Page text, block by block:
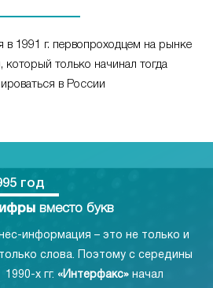
в 1991 г. первопроходцем на рынке
только начинал тогда
в России
год
вместо букв
информация – это не только и
слова. Поэтому с середины
1990-х гг. «Интерфакс»начал